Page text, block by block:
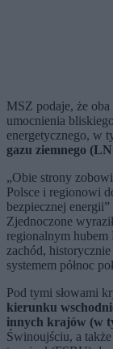
MSZ podaje, że
umocnienia
energetycznego, w
gazu ziemnego
„Obie strony
Polsce i regionowi
bezpiecznej
Zjednoczone
regionalnym
zachód,
systemem północ
Pod tymi słowami
kierunku
innych krajów (w
Świnoujściu, a